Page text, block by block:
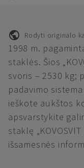
Rodyti originalo
1998 m.
staklės. Šios
svoris – 2530 kg;
padavimo
ieškote aukštos
apsvarstykite
staklę „KOVOSVIT
išsamesnės